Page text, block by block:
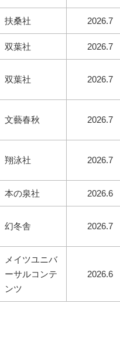
扶桑社 2026.7
双葉社 2026.7
双葉社 2026.7
文藝春秋 2026.7
翔泳社 2026.7
本の泉社 2026.6
幻冬舎 2026.7
メイツユニバ
ーサルコンテ
ンツ
2026.6